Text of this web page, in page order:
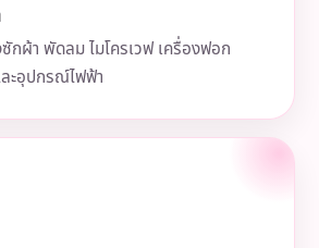
กผ้า พัดลม ไมโครเวฟ เครื่องฟอก
ะอุปกรณ์ไฟฟ้า